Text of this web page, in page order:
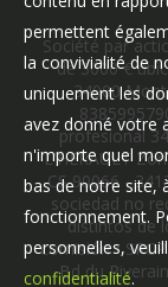
Société par
de 3000 €
34000
profesional
L'HERAULT
CS 90066 -
sociedad no
distintos de
comisión •
Bd du
permettent
la convivialité de
uniquement les
avez donné votre
n'importe quel
bas de notre site,
fonctionnement.
personnelles,
confidentialité.